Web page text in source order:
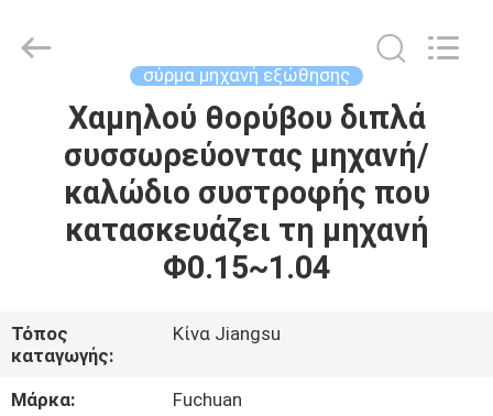
ΣΠΊΤΙ
ΠΡΟΪΌΝΤΑ
ΕΜΦΆΝΙΣΗ
VR
and
Mechanical
σύρμα μηχανή εξώθησης
Χαμηλού θορύβου διπλά
συσσωρεύοντας μηχανή/
καλώδιο συστροφής που
κατασκευάζει τη μηχανή
Φ0.15~1.04
Τόπος
καταγωγής:
Κίνα Jiangsu
Μάρκα:
Fuchuan